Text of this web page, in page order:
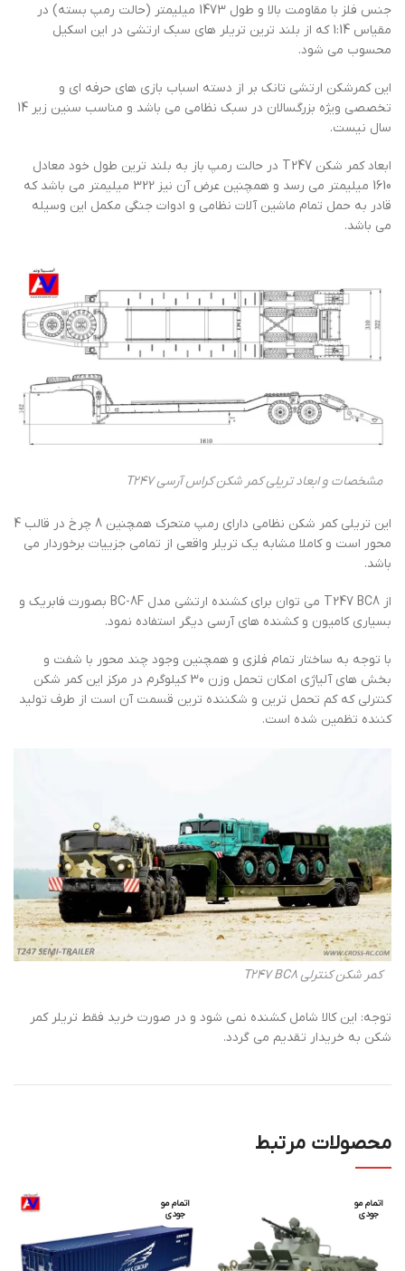
جنس فلز با مقاومت بالا و طول 1473 میلیمتر (حالت رمپ بسته) در
مقیاس 1:14 که از بلند ترین تریلر های سبک ارتشی در این اسکیل
محسوب می شود.
این کمرشکن ارتشی تانک بر از دسته اسباب بازی های حرفه ای و
تخصصی ویژه بزرگسالان در سبک نظامی می باشد و مناسب سنین زیر 14
سال نیست.
ابعاد کمر شکن T247 در حالت رمپ باز به بلند ترین طول خود معادل
1610 میلیمتر می رسد و همچنین عرض آن نیز 322 میلیمتر می باشد که
قادر به حمل تمام ماشین آلات نظامی و ادوات جنگی مکمل این وسیله
می باشد.
مشخصات و ابعاد تریلی کمر شکن کراس آرسی T247
این تریلی کمر شکن نظامی دارای رمپ متحرک همچنین 8 چرخ در قالب 4
محور است و کاملا مشابه یک تریلر واقعی از تمامی جزییات برخوردار می
باشد.
از T247 BC8 می توان برای کشنده ارتشی مدل BC-8F بصورت فابریک و
بسیاری کامیون و کشنده های آرسی دیگر استفاده نمود.
با توجه به ساختار تمام فلزی و همچنین وجود چند محور با شفت و
بخش های آلیاژی امکان تحمل وزن 30 کیلوگرم در مرکز این کمر شکن
کنترلی که کم تحمل ترین و شکننده ترین قسمت آن است از طرف تولید
کننده تظمین شده است.
کمر شکن کنترلی T247 BC8
توجه: این کالا شامل کشنده نمی شود و در صورت خرید فقط تریلر کمر
شکن به خریدار تقدیم می گردد.
محصولات مرتبط
اتمام مو
جودی
اتمام مو
جودی